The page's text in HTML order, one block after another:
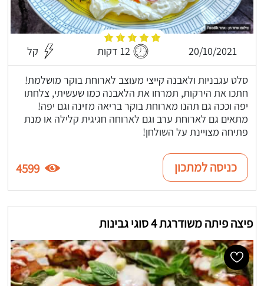
20/10/2021 12 דקות קל
סלט עגבניות ולאבנה קייצי מעוצב לארוחת בוקר מושלמת!
חתכו את הירקות, תמרחו את הלאבנה כמו שעשיתי, צלחתו
יפה וככה גם תהנו מארוחת בוקר בריאה מזינה וגם יפה!
מתאים גם לארוחת ערב וגם לארוחה חגיגית קלילה או מנת
פתיחה מצויינת על השולחן!
כניסה למתכון 4599
פיצה פיתה משודרגת 4 סוגי גבינות